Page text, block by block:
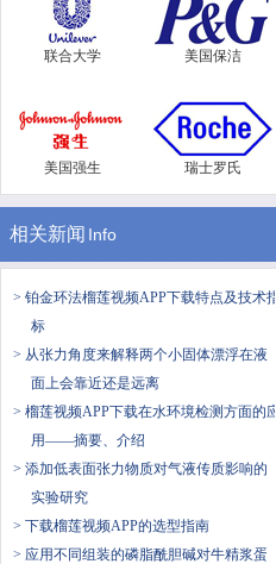
联合大学 美国保洁
美国强生 瑞士罗氏
相关新闻 Info
> 铂金环法榴莲视频APP下载特点及技术指
标
> 从张力角度来解释两个小固体漂浮在液
面上会靠近还是远离
> 榴莲视频APP下载在水环境检测方面的应
用——摘要、介绍
> 添加低表面张力物质对气液传质影响的
实验研究
> 下载榴莲视频APP的选型指南
> 应用不同组装的磷脂酰胆碱对牛精浆蛋